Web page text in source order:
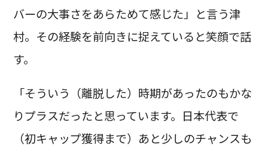
バーの大事さをあらためて感じた」と言う津
村。その経験を前向きに捉えていると笑顔で話
す。
「そういう（離脱した）時期があったのもかな
りプラスだったと思っています。日本代表で
（初キャップ獲得まで）あと少しのチャンスも